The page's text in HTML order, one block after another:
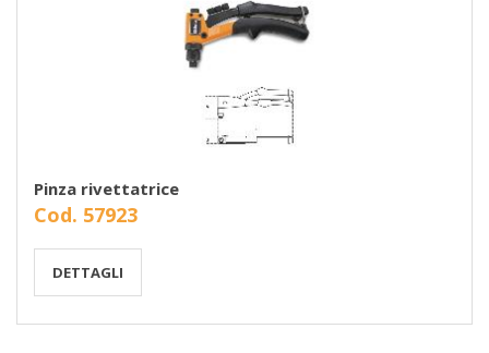
Pinza rivettatrice
Cod. 57923
DETTAGLI